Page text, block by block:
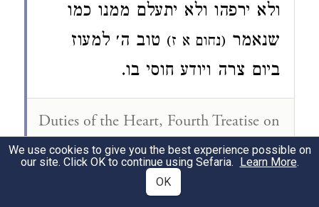
ולא ירפהו ולא יתעלם ממנו כמו
שנאמר (נחום א ז)
טוב ה׳ ‎‎למעוז
ביום צרה ויודע חוסי בו.
Duties of the Heart, Fourth Treatise on
Trust 4:36
However the case, it is proper for him
to engage in the means of earning a
We use cookies to give you the best experience possible on
our site. Click OK to continue using Sefaria. Learn More.
OK